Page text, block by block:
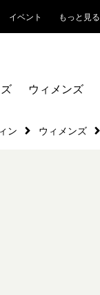
イベント もっと見る
ウィメンズ
ン ウィメンズ